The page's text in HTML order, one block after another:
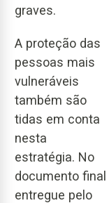
graves.
A proteção das
pessoas mais
vulneráveis
também são
tidas em conta
nesta
estratégia. No
documento final
entregue pelo